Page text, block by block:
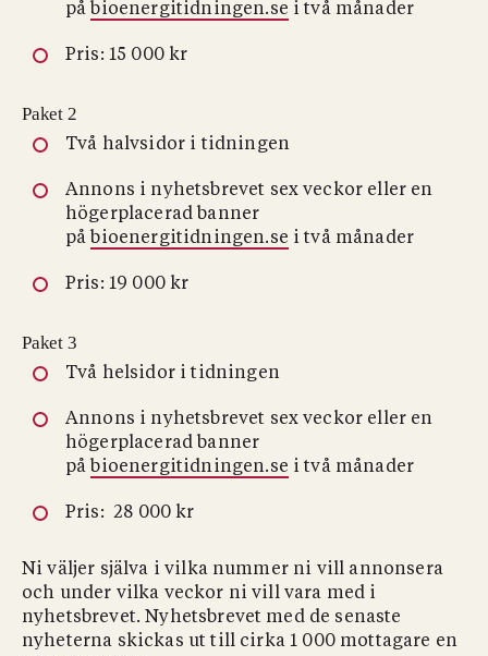
på bioenergitidningen.se i två månader
Pris: 15 000 kr
Paket 2
Två halvsidor i tidningen
Annons i nyhetsbrevet sex veckor eller en
högerplacerad banner
på bioenergitidningen.se i två månader
Pris: 19 000 kr
Paket 3
Två helsidor i tidningen
Annons i nyhetsbrevet sex veckor eller en
högerplacerad banner
på bioenergitidningen.se i två månader
Pris: 28 000 kr
Ni väljer själva i vilka nummer ni vill annonsera
och under vilka veckor ni vill vara med i
nyhetsbrevet. Nyhetsbrevet med de senaste
nyheterna skickas ut till cirka 1 000 mottagare en